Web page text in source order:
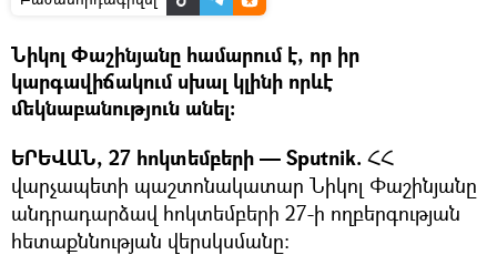
Նիկոլ Փաշինյանը համարում է, որ իր
կարգավիճակում սխալ կլինի որևէ
մեկնաբանություն անել։
ԵՐԵՎԱՆ, 27 հոկտեմբերի — Sputnik. ՀՀ
վարչապետի պաշտոնակատար Նիկոլ Փաշինյանը
անդրադարձավ հոկտեմբերի 27-ի ողբերգության
հետաքննության վերսկսմանը։